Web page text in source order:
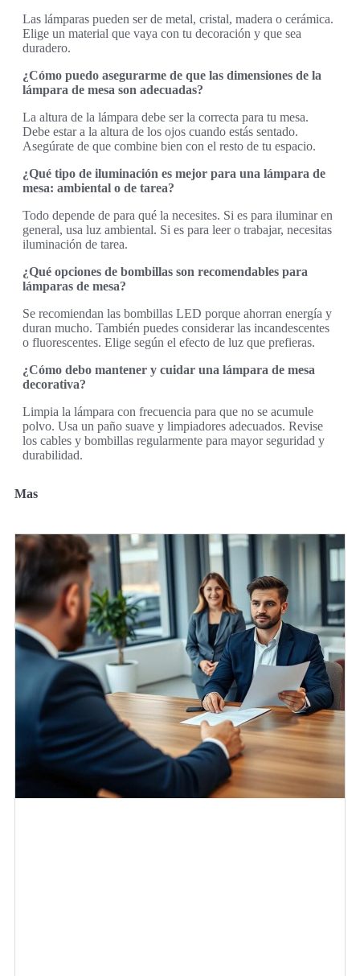
Las lámparas pueden ser de metal, cristal, madera o cerámica.
Elige un material que vaya con tu decoración y que sea
duradero.
¿Cómo puedo asegurarme de que las dimensiones de la
lámpara de mesa son adecuadas?
La altura de la lámpara debe ser la correcta para tu mesa.
Debe estar a la altura de los ojos cuando estás sentado.
Asegúrate de que combine bien con el resto de tu espacio.
¿Qué tipo de iluminación es mejor para una lámpara de
mesa: ambiental o de tarea?
Todo depende de para qué la necesites. Si es para iluminar en
general, usa luz ambiental. Si es para leer o trabajar, necesitas
iluminación de tarea.
¿Qué opciones de bombillas son recomendables para
lámparas de mesa?
Se recomiendan las bombillas LED porque ahorran energía y
duran mucho. También puedes considerar las incandescentes
o fluorescentes. Elige según el efecto de luz que prefieras.
¿Cómo debo mantener y cuidar una lámpara de mesa
decorativa?
Limpia la lámpara con frecuencia para que no se acumule
polvo. Usa un paño suave y limpiadores adecuados. Revise
los cables y bombillas regularmente para mayor seguridad y
durabilidad.
Mas